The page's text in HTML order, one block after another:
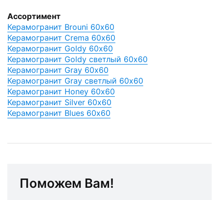
Ассортимент
Керамогранит Brouni 60x60
Керамогранит Crema 60x60
Керамогранит Goldy 60x60
Керамогранит Goldy светлый 60x60
Керамогранит Gray 60x60
Керамогранит Gray светлый 60x60
Керамогранит Honey 60x60
Керамогранит Silver 60x60
Керамогранит Blues 60x60
Поможем Вам!